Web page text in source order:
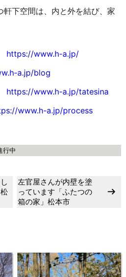
下空間は、内と外を結び、家
https://www.h-a.jp/
a.jp/blog
https://www.h-a.jp/tatesina
www.h-a.jp/process
行中
左官屋さんが内壁を塗
っています「ふたつの
箱の家」松本市